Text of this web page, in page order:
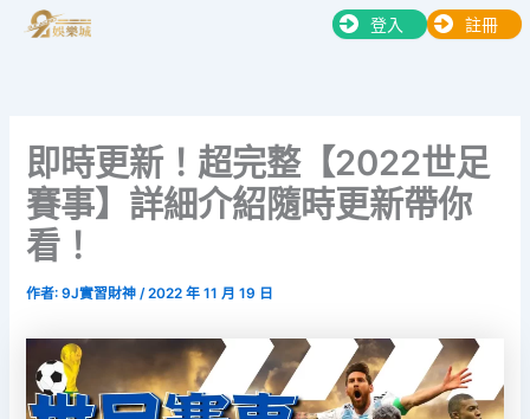
登入 註冊
即時更新！超完整【2022世足
賽事】詳細介紹隨時更新帶你
看！
作者:9J實習財神/2022 年 11 月 19 日